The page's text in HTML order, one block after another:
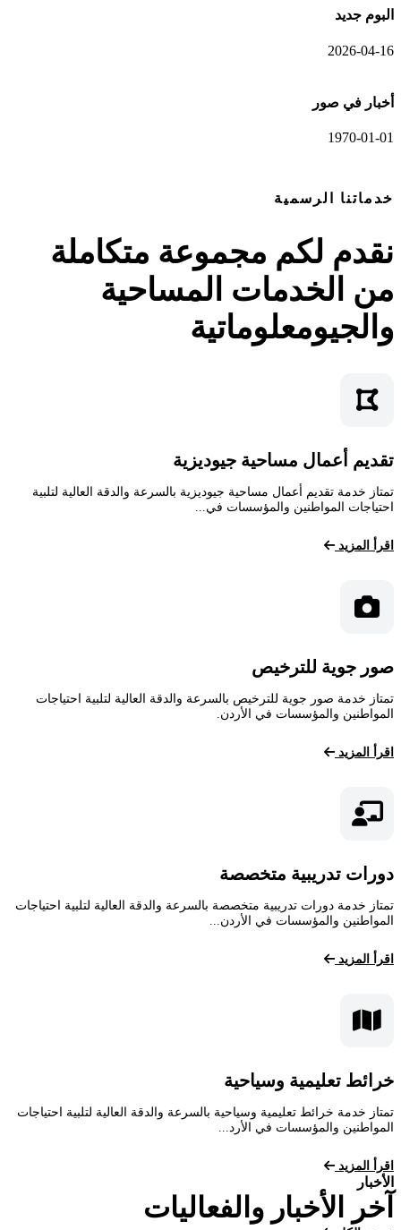
البوم جديد
2026-04-16
أخبار في صور
1970-01-01
خدماتنا الرسمية
نقدم لكم مجموعة متكاملة
من الخدمات المساحية
والجيومعلوماتية
تقديم أعمال مساحية جيوديزية
تمتاز خدمة تقديم أعمال مساحية جيوديزية بالسرعة والدقة العالية لتلبية
احتياجات المواطنين والمؤسسات في...
اقرأ المزيد
صور جوية للترخيص
تمتاز خدمة صور جوية للترخيص بالسرعة والدقة العالية لتلبية احتياجات
المواطنين والمؤسسات في الأردن.
اقرأ المزيد
دورات تدريبية متخصصة
تمتاز خدمة دورات تدريبية متخصصة بالسرعة والدقة العالية لتلبية احتياجات
المواطنين والمؤسسات في الأردن...
اقرأ المزيد
خرائط تعليمية وسياحية
تمتاز خدمة خرائط تعليمية وسياحية بالسرعة والدقة العالية لتلبية احتياجات
المواطنين والمؤسسات في الأرد...
اقرأ المزيد
الأخبار
آخر الأخبار والفعاليات